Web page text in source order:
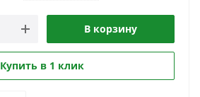
В корзину
Купить в 1 клик